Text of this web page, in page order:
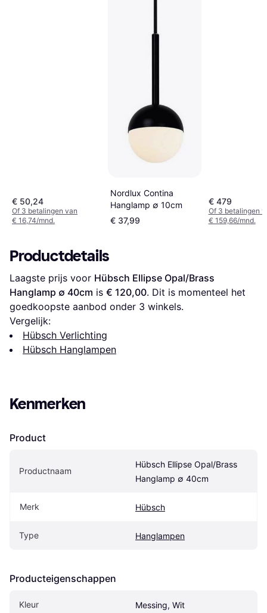
€ 50,24
Of 3 betalingen van
€ 16,74/mnd.
Nordlux Contina
Hanglamp ∅ 10cm
€ 37,99
€ 479
Of 3 betalingen
€ 159,66/mnd.
Productdetails
Laagste prijs voor Hübsch Ellipse Opal/Brass
Hanglamp ∅ 40cm is € 120,00. Dit is momenteel het
goedkoopste aanbod onder 3 winkels.
Vergelijk:
Hübsch Verlichting
Hübsch Hanglampen
Kenmerken
Product
Productnaam
Hübsch Ellipse Opal/Brass
Hanglamp ∅ 40cm
Merk Hübsch
Type Hanglampen
Producteigenschappen
Kleur Messing, Wit